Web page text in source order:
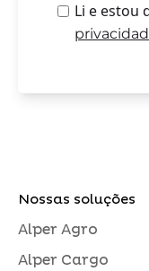
Li e estou
Nossas soluções
Alper Agro
Alper Cargo